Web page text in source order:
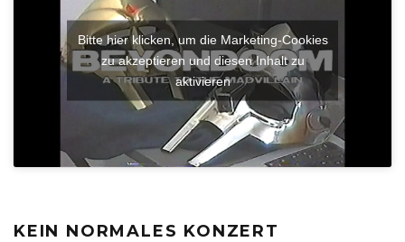
Bitte hier klicken, um die Marketing-Cookies
zu akzeptieren und diesen Inhalt zu
aktivieren
KEIN NORMALES KONZERT